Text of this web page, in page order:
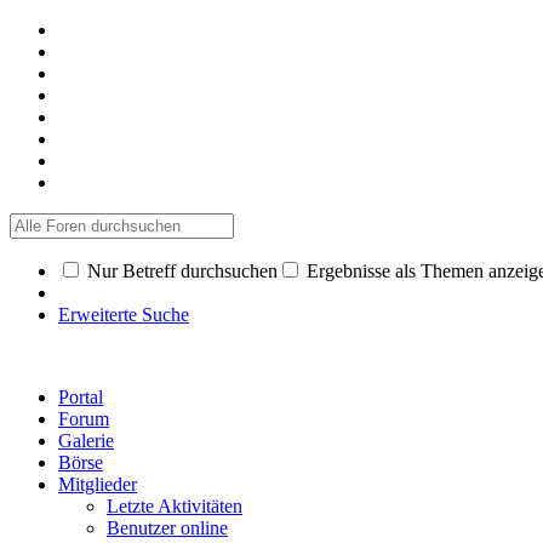
Nur Betreff durchsuchen Ergebnisse als Themen
Erweiterte Suche
Portal
Forum
Galerie
Börse
Mitglieder
Letzte Aktivitäten
Benutzer online